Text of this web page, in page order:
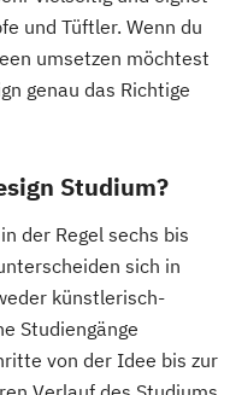
und Tüftler. Wenn du
umsetzen möchtest
genau das Richtige
Studium?
der Regel sechs bis
sich in
künstlerisch-
Studiengänge
von der Idee bis zur